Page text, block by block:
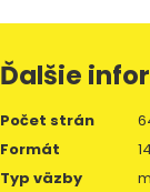
Ďalšie
Počet strán
Formát
Typ väzby